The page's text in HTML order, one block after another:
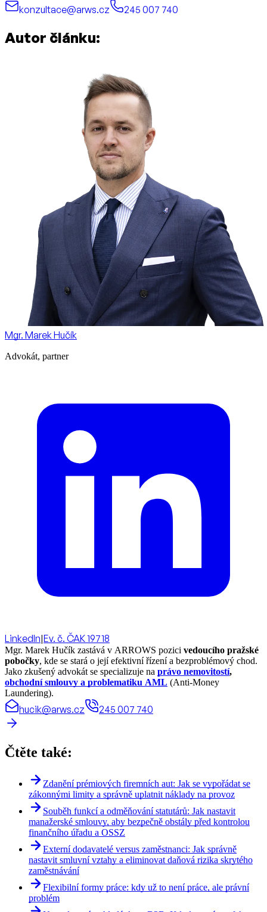
konzultace@arws.cz
245 007 740
Autor článku:
Mgr. Marek Hučík
Advokát, partner
LinkedIn|Ev. č. ČAK 19718
Mgr. Marek Hučík zastává v ARROWS pozici vedoucího pražské
pobočky, kde se stará o její efektivní řízení a bezproblémový chod.
Jako zkušený advokát se specializuje na právo nemovitostí,
obchodní smlouvy a problematiku AML (Anti-Money
Laundering).
hucik@arws.cz 245 007 740
Čtěte také:
Zdanění prémiových firemních aut: Jak se vypořádat se
zákonnými limity a správně uplatnit náklady na provoz
Souběh funkcí a odměňování statutárů: Jak nastavit
manažerské smlouvy, aby bezpečně obstály před kontrolou
finančního úřadu a OSSZ
Externí dodavatelé versus zaměstnanci: Jak správně
nastavit smluvní vztahy a eliminovat daňová rizika skrytého
zaměstnávání
Flexibilní formy práce: kdy už to není práce, ale právní
problém